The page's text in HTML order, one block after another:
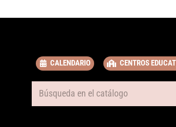
CALENDARIO CENTROS